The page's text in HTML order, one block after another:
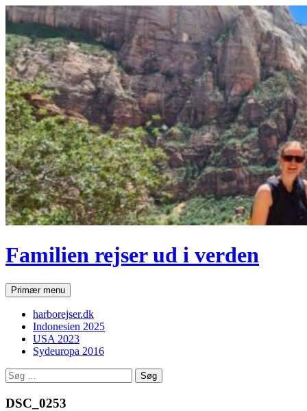
Hop
til
indhold
Familien rejser ud i verden
SøgPrimær menu
harborejser.dk
Indonesien 2025
USA 2023
Sydeuropa 2016
Søg
efter:
DSC_0253